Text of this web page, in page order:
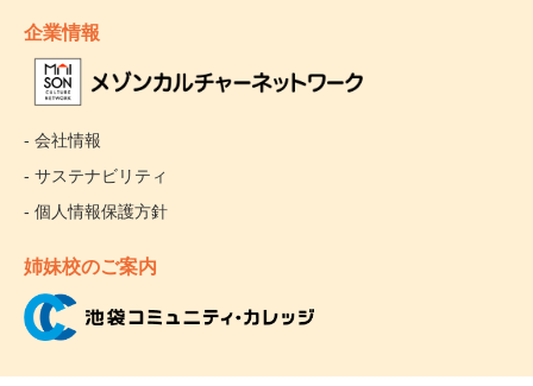
企業情報
- 会社情報
- サステナビリティ
- 個人情報保護方針
姉妹校のご案内